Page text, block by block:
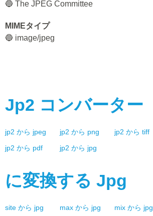
🔵 The JPEG Committee
MIMEタイプ
🔵 image/jpeg
Jp2 コンバーター
jp2 から jpeg jp2 から png jp2 から tiff
jp2 から pdf jp2 から jpg
に変換する Jpg
site から jpg max から jpg mix から jpg